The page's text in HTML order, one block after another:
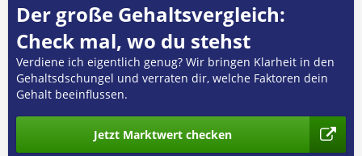
Der große Gehaltsvergleich:
Check mal, wo du stehst
Verdiene ich eigentlich genug? Wir bringen Klarheit in den
Gehaltsdschungel und verraten dir, welche Faktoren dein
Gehalt beeinflussen.
Jetzt Marktwert checken